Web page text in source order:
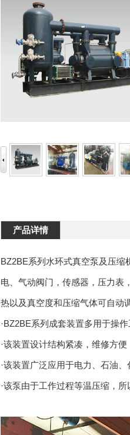
产品详情
BZ2BE系列水环式真空泵及压缩
电、气动阀门，传感器，压力表
热以及真空度和压缩气体可自动
·BZ2BE系列成套装置多用于操
·该装置设计结构紧凑，维修方
·该装置广泛应用于电力、石油
·该泵由于工作过程等温压缩，